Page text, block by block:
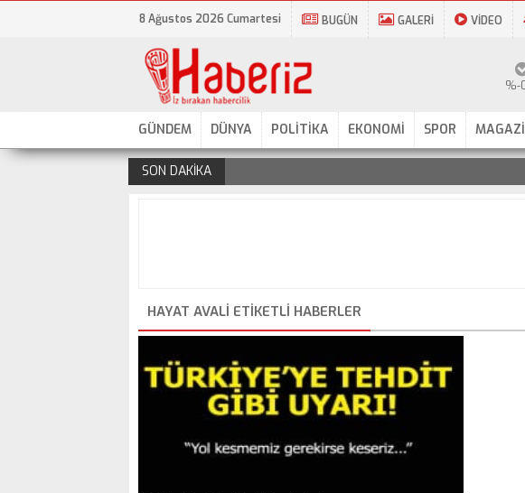
8 Ağustos 2026 Cumartesi BUGÜN GALERİ VİDEO
%-
GÜNDEM DÜNYA POLİTİKA EKONOMİ SPOR
SON DAKİKA
HAYAT AVALI ETIKETLI HABERLER